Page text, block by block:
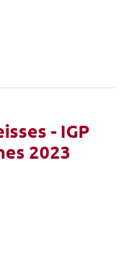
- IGP
2023